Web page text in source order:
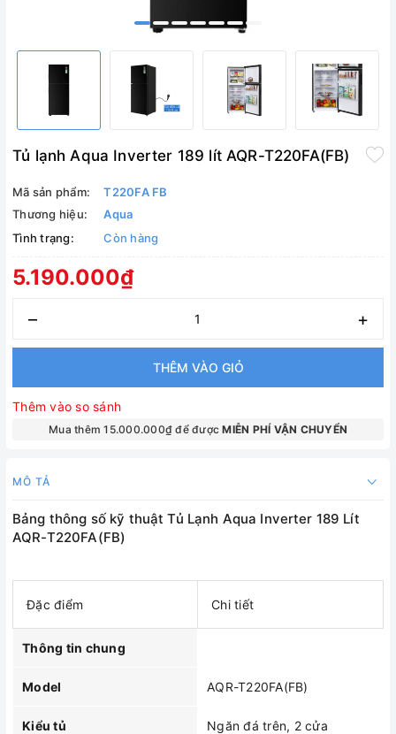
Tủ lạnh Aqua Inverter 189 lít AQR-T220FA(FB)
Mã sản phẩm:
T220FA FB
Thương hiệu:
Aqua
Tình trạng:
Còn hàng
5.190.000₫
– +
THÊM VÀO GIỎ
Thêm vào so sánh
Mua thêm 15.000.000₫ để đượcMIỄN PHÍ VẬN CHUYỂN
MÔ TẢ
Bảng thông số kỹ thuật Tủ Lạnh Aqua Inverter 189 Lít
AQR-T220FA(FB)
Đặc điểm Chi tiết
Thông tin chung
Model AQR-T220FA(FB)
Kiểu tủ Ngăn đá trên, 2 cửa